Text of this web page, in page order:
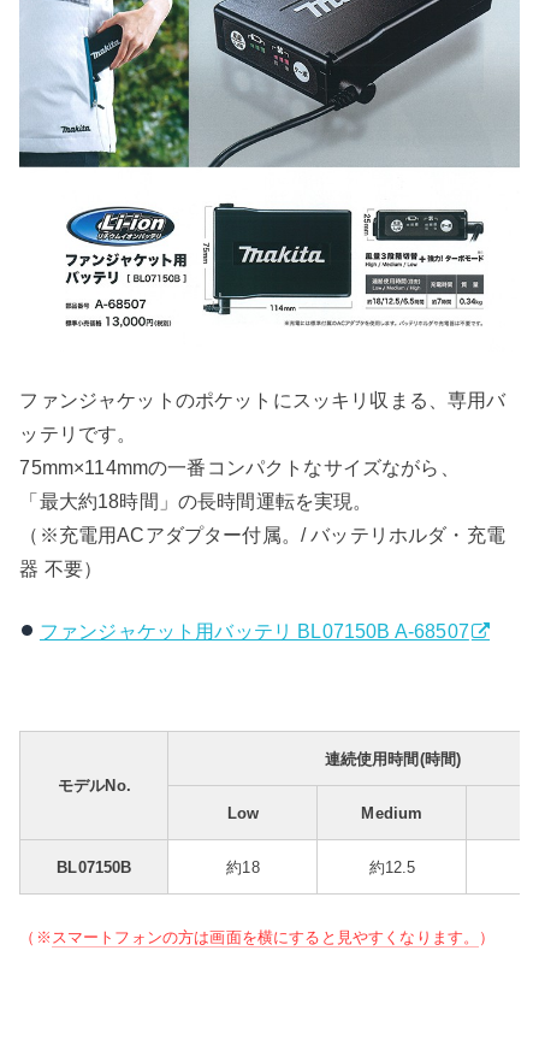
ファンジャケットのポケットにスッキリ収まる、専用バ
ッテリです。
75mm×114mmの一番コンパクトなサイズながら、
「最大約18時間」の長時間運転を実現。
（※充電用ACアダプター付属。/ バッテリホルダ・充電
器 不要）
ファンジャケット用バッテリ BL07150B A-68507
モデルNo.
連続使用時間(時間)
Low Medium
BL07150B 約18 約12.5
（※ スマートフォンの方は画面を横にすると見やすくなります。 ）